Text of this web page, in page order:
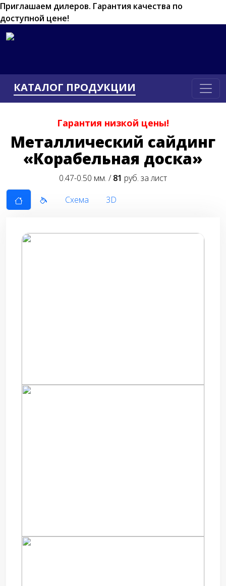
Приглашаем дилеров. Гарантия качества по
доступной цене!
КАТАЛОГ ПРОДУКЦИИ
Гарантия низкой цены!
Металлический сайдинг
«Корабельная доска»
0.47-0.50 мм. /81 руб. за лист
Схема
3D